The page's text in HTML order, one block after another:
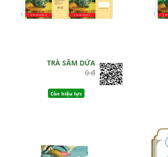
TRÀ SÂM DỨA
0 đ
Còn hiệu lực